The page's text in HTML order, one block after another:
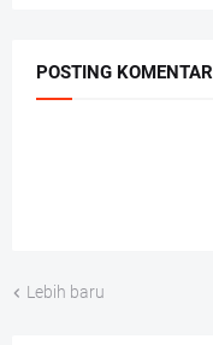
POSTING KOMENTAR
Lebih baru